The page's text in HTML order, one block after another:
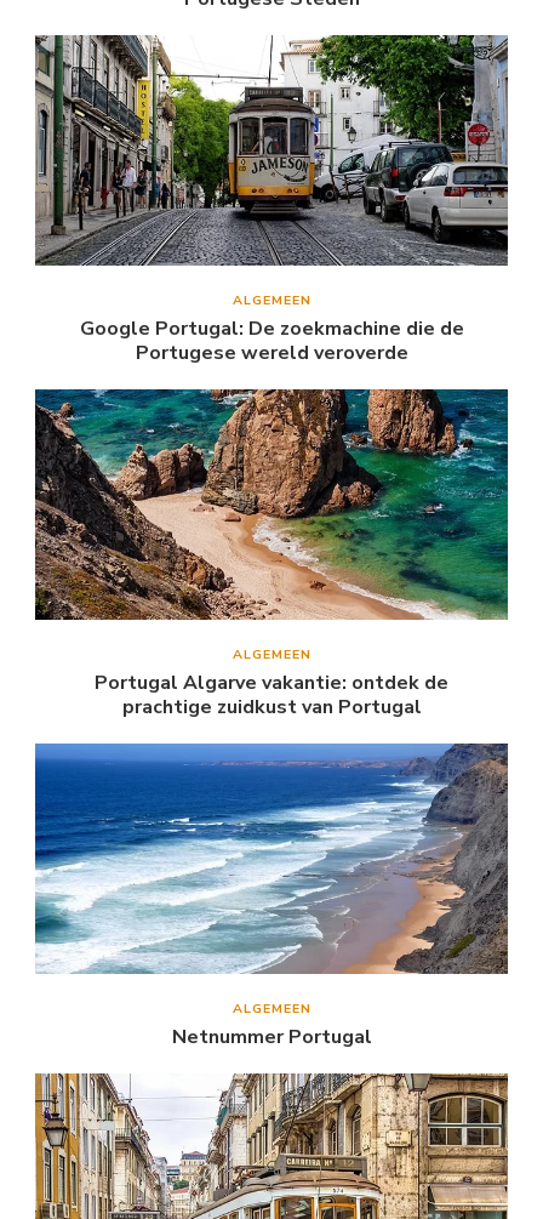
ALGEMEEN
Google Portugal: De zoekmachine die de
Portugese wereld veroverde
ALGEMEEN
Portugal Algarve vakantie: ontdek de
prachtige zuidkust van Portugal
ALGEMEEN
Netnummer Portugal